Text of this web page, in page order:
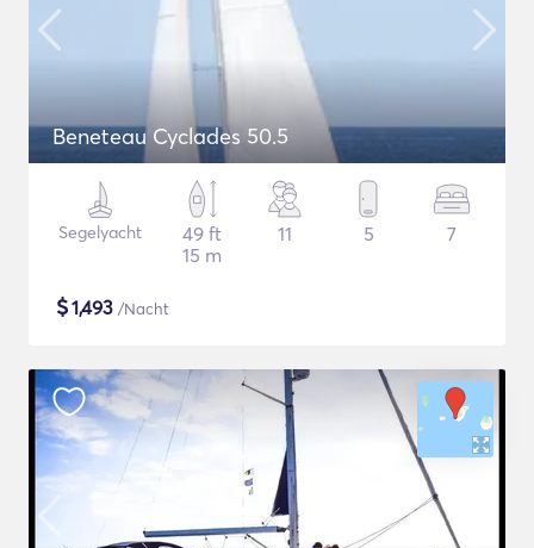
Beneteau Cyclades 50.5
Segelyacht
49 ft
15 m
11 5 7
$1,493 /Nacht